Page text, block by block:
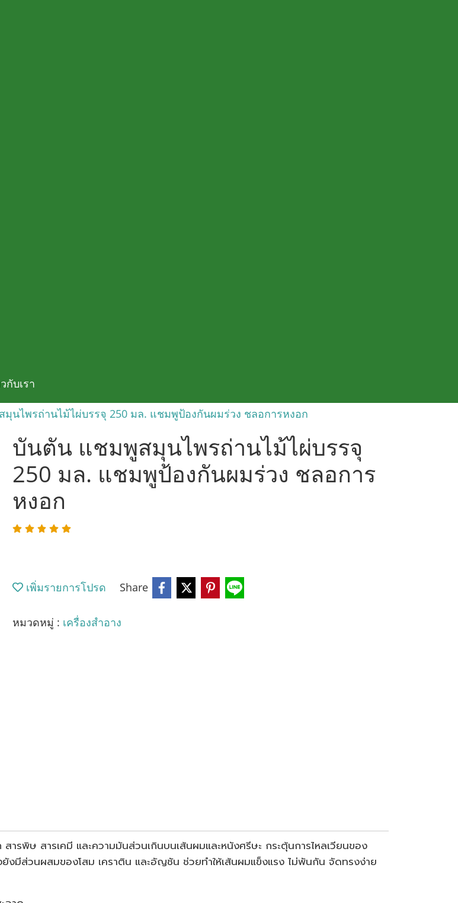
กับเรา
นไพรถ่านไม้ไผ่บรรจุ 250 มล. แชมพูป้องกันผมร่วง ชลอการหงอก
บันตัน แชมพูสมุนไพรถ่านไม้ไผ่บรรจุ
250 มล. แชมพูป้องกันผมร่วง ชลอการ
หงอก
เพิ่มรายการโปรด Share
หมวดหมู่ : เครื่องสำอาง
พิษ สารเคมี และความมันส่วนเกินบนเส้นผมและหนังศรีษะ กระตุ้นการไหลเวียนของ
งมีส่วนผสมของโสม เคราติน และอัญชัน ช่วยทำให้เส้นผมแข็งแรง ไม่พันกัน จัดทรงง่าย